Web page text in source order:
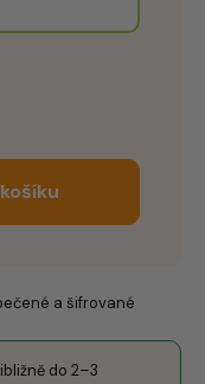
a šifrované
do 2–3